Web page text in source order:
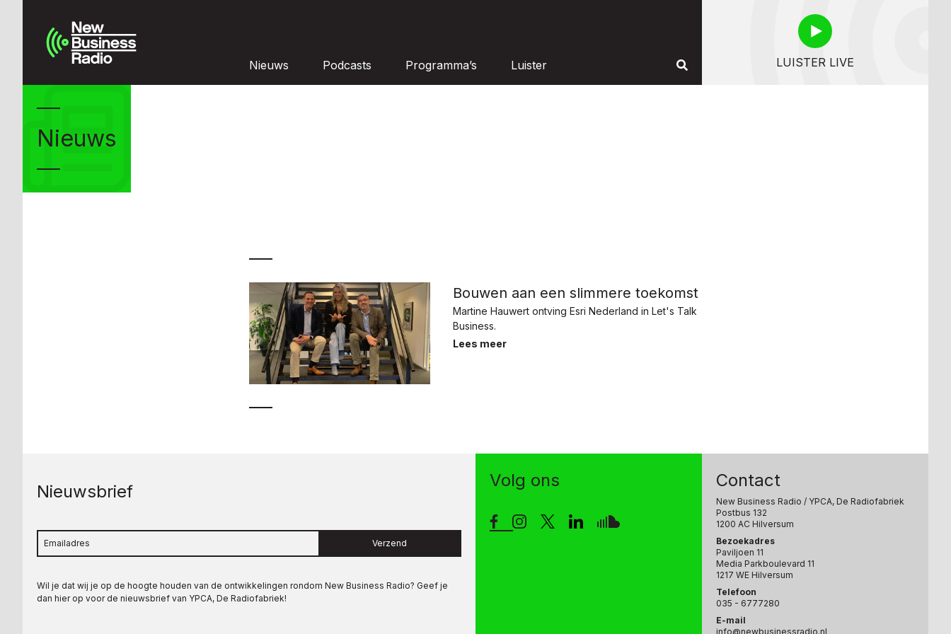
Nieuws Podcasts Programma’s Luister LUISTER LIVE
Nieuws
Bouwen aan een slimmere toekomst
Martine Hauwert ontving Esri Nederland in Let's Talk
Business.
Lees meer
Nieuwsbrief
Verzend
Wil je dat wij je op de hoogte houden van de ontwikkelingen rondom New Business Radio? Geef je
dan hier op voor de nieuwsbrief van YPCA, De Radiofabriek!
Volg ons Contact
New Business Radio / YPCA, De Radiofabriek
Postbus 132
1200 AC Hilversum
Bezoekadres
Paviljoen 11
Media Parkboulevard 11
1217 WE Hilversum
Telefoon
035 - 6777280
E-mail
info@newbusinessradio.nl